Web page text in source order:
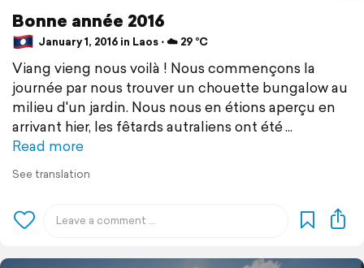
Bonne année 2016
January 1, 2016 in Laos ⋅ ☁️ 29 °C
Viang vieng nous voilà ! Nous commençons la
journée par nous trouver un chouette bungalow au
milieu d'un jardin. Nous nous en étions aperçu en
arrivant hier, les fêtards autraliens ont été
Read more
See translation